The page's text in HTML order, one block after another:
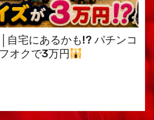
│自宅にあるかも!? パチンコ
オクで3万円